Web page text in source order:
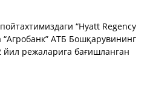
“Hyatt Regency
АТБ Бошқарувининг
йил режаларига бағишланган